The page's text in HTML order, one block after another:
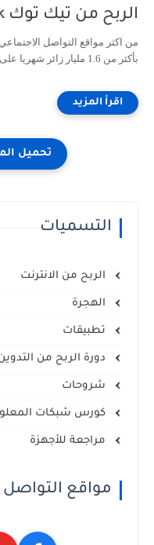
الربح من تيك توك tiktok
من اكثر مواقع التواصل
بأكثر من 1.6 مليار زائر شهريا على التطبيق وهذا مايجعل التيكتوك أفضل من...
التسميات
الربح من الانترنت
الهجرة
تطبيقات
دورة الربح من
شروحات
كورس شبكات
مراجعة للأجهزة
مواقع التواصل